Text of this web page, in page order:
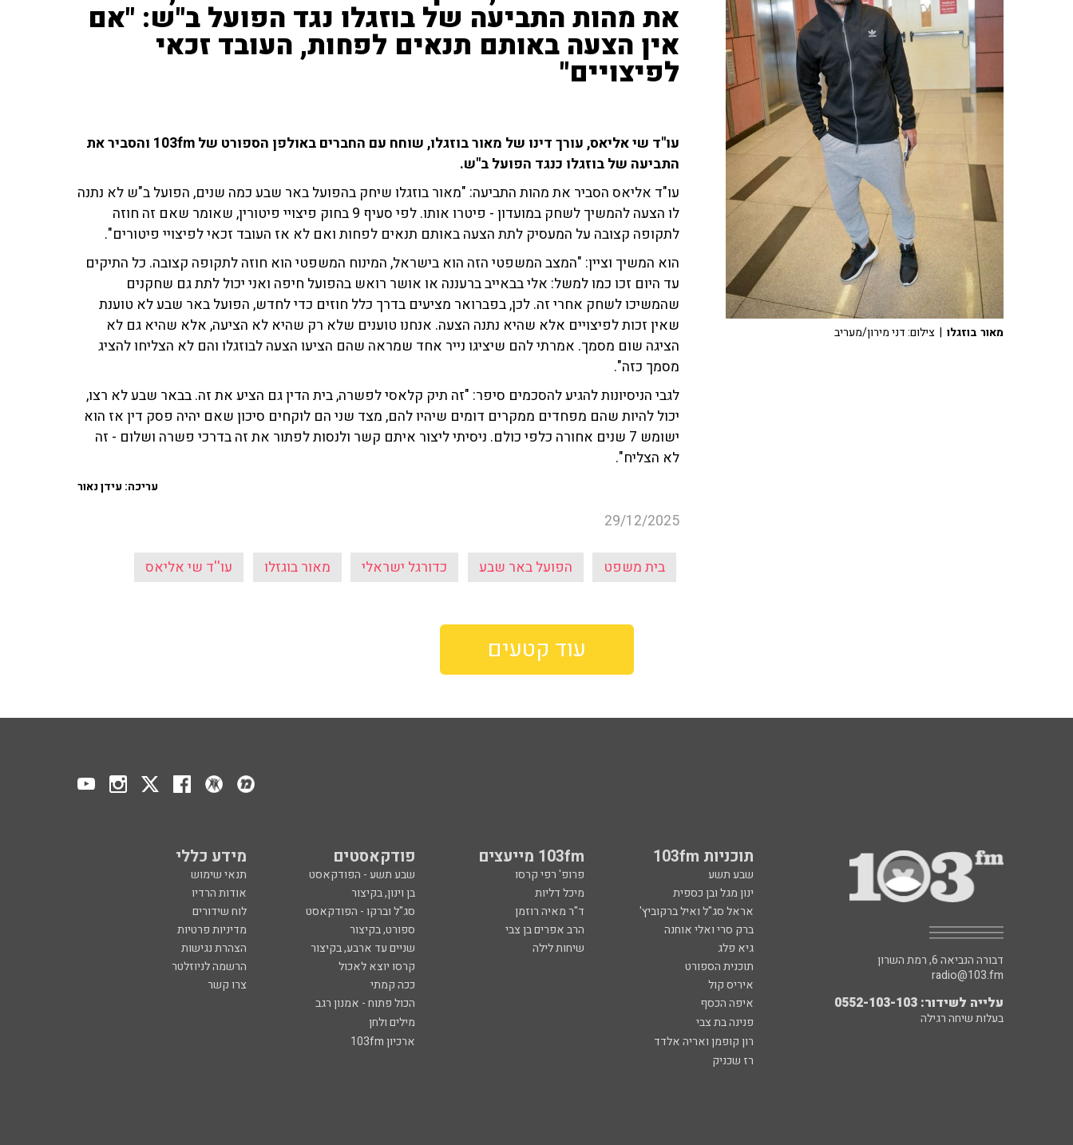
את מהות התביעה של בוזגלו נגד הפועל ב"ש: "אם
אין הצעה באותם תנאים לפחות, העובד זכאי
לפיצויים"
עו''ד שי אליאס, עורך דינו של מאור בוזגלו, שוחח עם החברים באולפן הספורט של 103fm והסביר את
התביעה של בוזגלו כנגד הפועל ב"ש.
עו"ד אליאס הסביר את מהות התביעה: "מאור בוזגלו שיחק בהפועל באר שבע כמה שנים, הפועל ב"ש לא נתנה
לו הצעה להמשיך לשחק במועדון - פיטרו אותו. לפי סעיף 9 בחוק פיצויי פיטורין, שאומר שאם זה חוזה
לתקופה קצובה על המעסיק לתת הצעה באותם תנאים לפחות ואם לא אז העובד זכאי לפיצויי פיטורים".
הוא המשיך וציין: "המצב המשפטי הזה הוא בישראל, המינוח המשפטי הוא חוזה לתקופה קצובה. כל התיקים
עד היום זכו כמו למשל: אלי בבאייב ברעננה או אושר רואש בהפועל חיפה ואני יכול לתת גם שחקנים
שהמשיכו לשחק אחרי זה. לכן, בפברואר מציעים בדרך כלל חוזים כדי לחדש, הפועל באר שבע לא טוענת
שאין זכות לפיצויים אלא שהיא נתנה הצעה. אנחנו טוענים שלא רק שהיא לא הציעה, אלא שהיא גם לא
הציגה שום מסמך. אמרתי להם שיציגו נייר אחד שמראה שהם הציעו הצעה לבוזגלו והם לא הצליחו להציג
מסמך כזה".
לגבי הניסיונות להגיע להסכמים סיפר: "זה תיק קלאסי לפשרה, בית הדין גם הציע את זה. בבאר שבע לא רצו,
יכול להיות שהם מפחדים ממקרים דומים שיהיו להם, מצד שני הם לוקחים סיכון שאם יהיה פסק דין אז הוא
ישומש 7 שנים אחורה כלפי כולם. ניסיתי ליצור איתם קשר ולנסות לפתור את זה בדרכי פשרה ושלום - זה
לא הצליח".
עריכה: עידן נאור
29/12/2025
בית משפט הפועל באר שבע כדורגל ישראלי מאור בוגזלו עו''ד שי אליאס
מאור בוזגלו | צילום: דני מירון/מעריב
עוד קטעים
תוכניות 103fm 103fm מייעצים פודקאסטים מידע כללי
שבע תשע פרופ' רפי קרסו שבע תשע - הפודקאסט
תנאי שימוש
ינון מגל ובן כספית
מיכל דליות בן וינון, בקיצור
אודות הרדיו
אראל סג"ל ואיל ברקוביץ'
ד"ר מאיה רוזמן סג"ל וברקו - הפודקאסט
לוח שידורים
ברק סרי ואלי אוחנה
הרב אפרים בן צבי ספורט, בקיצור
מדיניות פרטיות
גיא פלג
שיחות לילה שניים עד ארבע, בקיצור
הצהרת נגישות
תוכנית הספורט
קרסו יוצא לאכול
הרשמה לניוזלטר
איריס קול
ככה קמתי
צרו קשר
איפה הכסף
הכול פתוח - אמנון רגב
פנינה בת צבי
מילים ולחן
רון קופמן ואריה אלדד
ארכיון 103fm
רז שכניק
דבורה הנביאה 6, רמת השרון
radio@103.fm
עלייה לשידור: 0552-103-103
בעלות שיחה רגילה